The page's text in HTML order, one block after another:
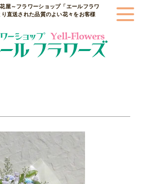
屋～フラワーショップ「エールフラワ
直送された品質のよい花々をお客様